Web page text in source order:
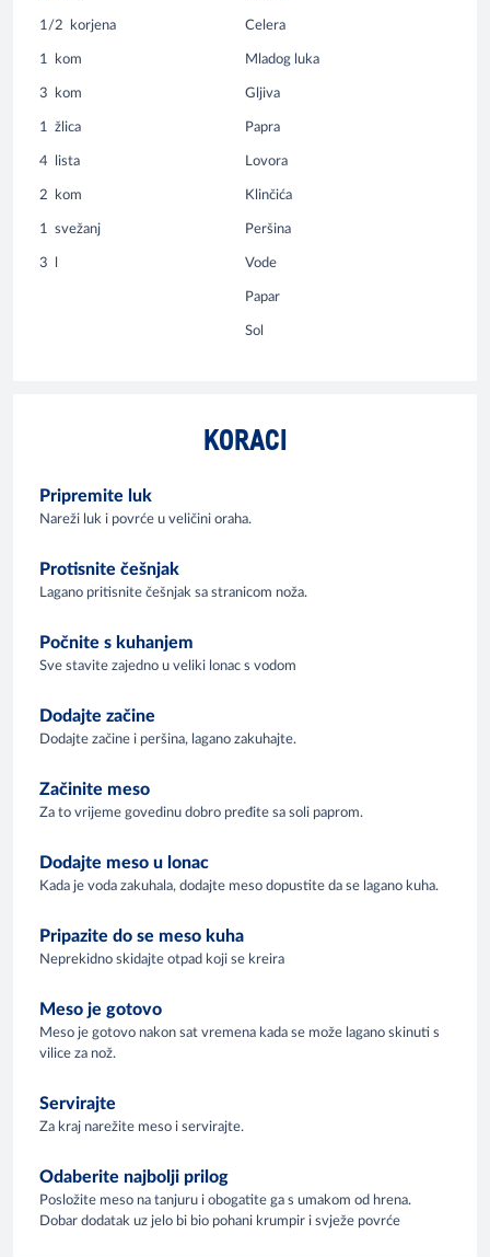
1/2 korjena Celera
1 kom Mladog luka
3 kom Gljiva
1 žlica Papra
4 lista Lovora
2 kom Klinčića
1 svežanj Peršina
3 Vode
Papar
Sol
KORACI
Pripremite luk
Nareži luk i povrće u veličini oraha.
Protisnite češnjak
Lagano pritisnite češnjak sa stranicom noža.
Počnite s kuhanjem
Sve stavite zajedno u veliki lonac s vodom
Dodajte začine
Dodajte začine i peršina, lagano zakuhajte.
Začinite meso
Za to vrijeme govedinu dobro pređite sa soli paprom.
Dodajte meso u lonac
Kada je voda zakuhala, dodajte meso dopustite da se lagano kuha.
Pripazite do se meso kuha
Neprekidno skidajte otpad koji se kreira
Meso je gotovo
Meso je gotovo nakon sat vremena kada se može lagano skinuti s
vilice za nož.
Servirajte
Za kraj narežite meso i servirajte.
Odaberite najbolji prilog
Posložite meso na tanjuru i obogatite ga s umakom od hrena.
Dobar dodatak uz jelo bi bio pohani krumpir i svježe povrće